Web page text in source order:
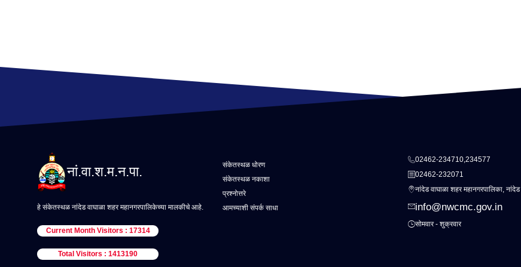
नां.वा.श.म.न.पा.
हे संकेतस्थळ नांदेड वाघाळा शहर महानगरपालिकेच्या मालकीचे आहे.
Current Month Visitors : 17314
Total Visitors : 1413190
संकेतस्थळ धोरण
संकेतस्थळ नकाशा
प्रश्नोत्तरे
आमच्याशी संपर्क साधा
02462-234710,234577
02462-232071
नांदेड वाघाळा शहर महानगरपालिका, नांदेड
info@nwcmc.gov.in
सोमवार - शुक्रवार